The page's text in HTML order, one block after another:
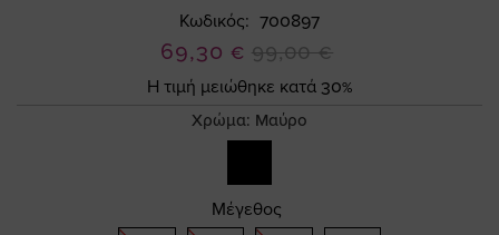
Κωδικός 700897
Ειδική
Τιμή
69,30 € 99,00 €
Η τιμή μειώθηκε κατά 30%
Χρώμα: Μαύρο
Μέγεθος